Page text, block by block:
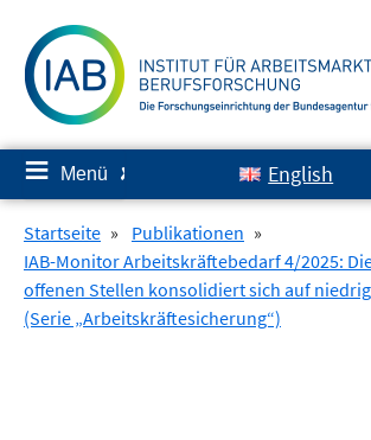
zum
Inhalt
≡ Menü ✘ English
Startseite » Publikationen »
IAB-Monitor Arbeitskräftebedarf 4/2025:
offenen Stellen konsolidiert sich auf
(Serie „Arbeitskräftesicherung“)